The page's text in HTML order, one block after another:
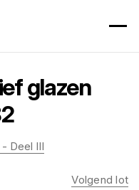
glazen
Deel III
Volgend lot